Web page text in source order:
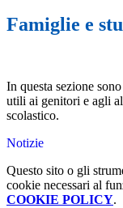
Famiglie e
In questa sezione
utili ai genitori e agli
scolastico.
Notizie
Questo sito o gli
cookie necessari al
COOKIE POLICY.